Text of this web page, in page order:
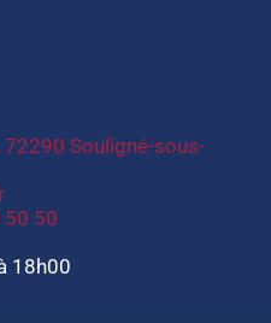
72290 Souligné-sous-
50
18h00